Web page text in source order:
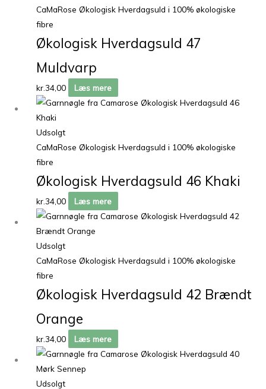
CaMaRose Økologisk Hverdagsuld i 100% økologiske
fibre
Økologisk Hverdagsuld 47
Muldvarp
kr.34,00 Læs mere
Udsolgt
CaMaRose Økologisk Hverdagsuld i 100% økologiske
fibre
Økologisk Hverdagsuld 46 Khaki
kr.34,00 Læs mere
Udsolgt
CaMaRose Økologisk Hverdagsuld i 100% økologiske
fibre
Økologisk Hverdagsuld 42 Brændt
Orange
kr.34,00 Læs mere
Udsolgt